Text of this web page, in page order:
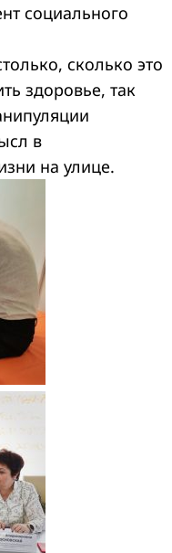
социального
сколько это
здоровье, так
в
на улице.